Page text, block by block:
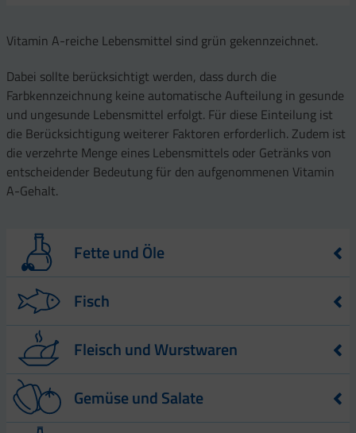
Vitamin A-reiche Lebensmittel sind grün gekennzeichnet.
Dabei sollte berücksichtigt werden, dass durch die
Farbkennzeichnung keine automatische Aufteilung in gesunde
und ungesunde Lebensmittel erfolgt. Für diese Einteilung ist
die Berücksichtigung weiterer Faktoren erforderlich. Zudem ist
die verzehrte Menge eines Lebensmittels oder Getränks von
entscheidender Bedeutung für den aufgenommenen Vitamin
A-Gehalt.
Fette und Öle
Lebensmittel
pro 100 g Lebensmittel
Sonnenblumenöl*
2,2
Maiskeimöl*
Olivenöl*
Fisch
Lebensmittel
Vitamin A-Gehalt – angegeben in µg
Retinolaktivitätsäquivalent (RAE) – pro
100 g Lebensmittel
Kabeljau
Fleisch und Wurstwaren
Lebensmittel
Vitamin A-Gehalt – angegeben in µg
Retinolaktivitätsäquivalent (RAE) – pro
100 g Lebensmittel
Gemüse und Salate